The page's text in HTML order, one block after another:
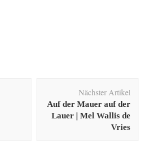
Nächster Artikel
Auf der Mauer auf der
Lauer | Mel Wallis de
Vries